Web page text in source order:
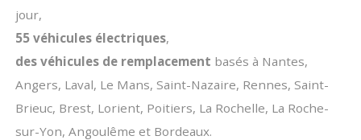
jour,
55 véhicules électriques,
des véhicules de remplacement basés à Nantes,
Angers, Laval, Le Mans, Saint-Nazaire, Rennes, Saint-
Brieuc, Brest, Lorient, Poitiers, La Rochelle, La Roche-
sur-Yon, Angoulême et Bordeaux.